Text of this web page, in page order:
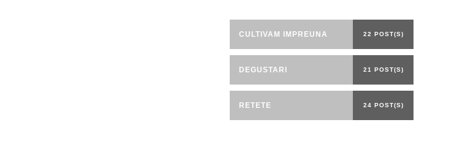
CULTIVAM IMPREUNA 22 POST(S)
DEGUSTARI 21 POST(S)
RETETE 24 POST(S)